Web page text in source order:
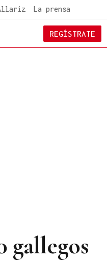
La prensa
REGÍSTRATE
gallegos